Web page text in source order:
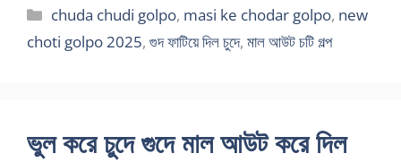
Categories
chuda chudi golpo, masi ke chodar golpo, new
choti golpo 2025, গুদ ফাটিয়ে দিল চুদে, মাল আউট চটি গল্প
ভুল করে চুদে গুদে মাল আউট করে দিল